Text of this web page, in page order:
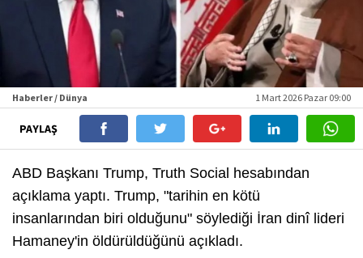
Haberler / Dünya 1 Mart 2026 Pazar 09:00
PAYLAŞ
ABD Başkanı Trump, Truth Social hesabından
açıklama yaptı. Trump, "tarihin en kötü
insanlarından biri olduğunu" söylediği İran dinî lideri
Hamaney'in öldürüldüğünü açıkladı.